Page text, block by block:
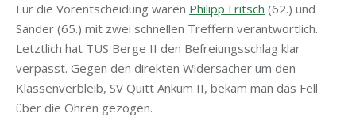
Für die Vorentscheidung waren Philipp Fritsch (62.) und
Sander (65.) mit zwei schnellen Treffern verantwortlich.
Letztlich hat TUS Berge II den Befreiungsschlag klar
verpasst. Gegen den direkten Widersacher um den
Klassenverbleib, SV Quitt Ankum II, bekam man das Fell
über die Ohren gezogen.